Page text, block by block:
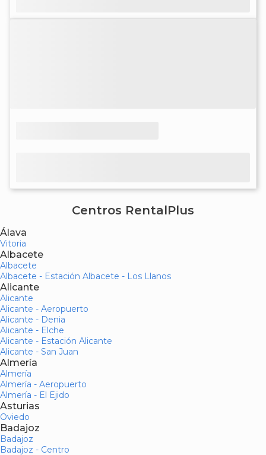
Centros RentalPlus
Álava
Vitoria
Albacete
Albacete
Albacete - Estación Albacete - Los Llanos
Alicante
Alicante
Alicante - Aeropuerto
Alicante - Denia
Alicante - Elche
Alicante - Estación Alicante
Alicante - San Juan
Almería
Almería
Almería - Aeropuerto
Almería - El Ejido
Asturias
Oviedo
Badajoz
Badajoz
Badajoz - Centro